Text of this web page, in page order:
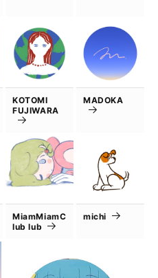
KOTOMI
FUJIWARA
MADOKA
MiamMiamC
lub lub
michi